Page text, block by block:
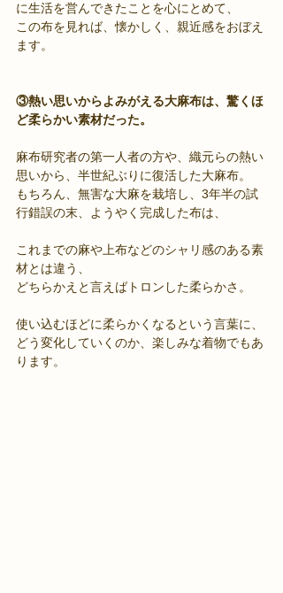
に生活を営んできたことを心にとめて、
この布を見れば、懐かしく、親近感をおぼえ
ます。
③熱い思いからよみがえる大麻布は、驚くほ
ど柔らかい素材だった。
麻布研究者の第一人者の方や、織元らの熱い
思いから、半世紀ぶりに復活した大麻布。
もちろん、無害な大麻を栽培し、3年半の試
行錯誤の末、ようやく完成した布は、
これまでの麻や上布などのシャリ感のある素
材とは違う、
どちらかえと言えばトロンした柔らかさ。
使い込むほどに柔らかくなるという言葉に、
どう変化していくのか、楽しみな着物でもあ
ります。